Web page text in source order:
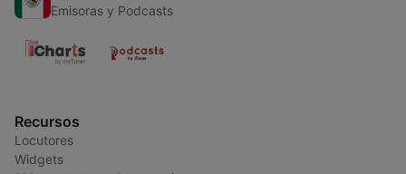
Emisoras y Podcasts
Recursos
Locutores
Widgets